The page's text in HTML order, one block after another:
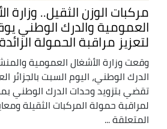
مركبات الوزن الثقيل.. وزارة
العمومية والدرك الوطني
لتعزيز مراقبة الحمولة الزائدة
وقعت وزارة الأشغال العمومية
الدرك الوطني، اليوم السبت بالجزائر
تقضي بتزويد وحدات الدرك الوطني
لمراقبة حمولة المركبات الثقيلة
المتعلقة ...